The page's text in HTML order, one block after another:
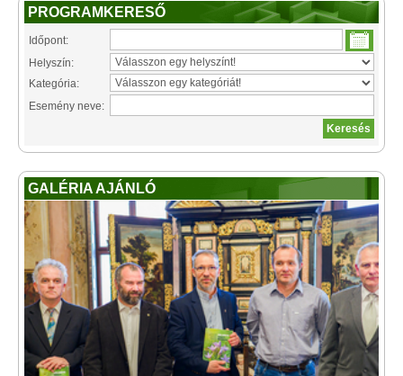
PROGRAMKERESŐ
Időpont:
Helyszín:
Kategória:
Esemény neve:
GALÉRIA AJÁNLÓ